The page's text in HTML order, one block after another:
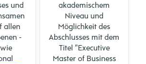
und
allen
-
akademischem
Niveau und
Möglichkeit des
Abschlusses mit dem
Titel "Executive
Master of Business